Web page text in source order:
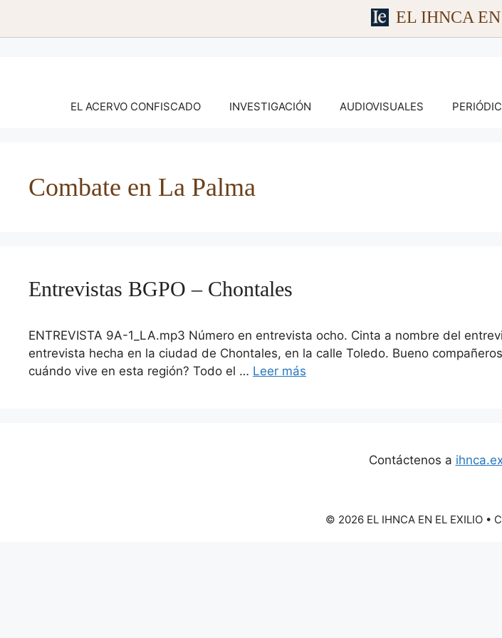
EL IHNCA
EL ACERVO CONFISCADO INVESTIGACIÓN AUDIOVISUALES
Combate en La Palma
Entrevistas BGPO – Chontales
ENTREVISTA 9A-1_LA.mp3 Número en entrevista ocho. Cinta a nombre del
entrevista hecha en la ciudad de Chontales, en la calle Toledo. Bueno
cuándo vive en esta región? Todo el … Leer más
Contáctenos a
© 2026 EL IHNCA EN EL EXILIO •